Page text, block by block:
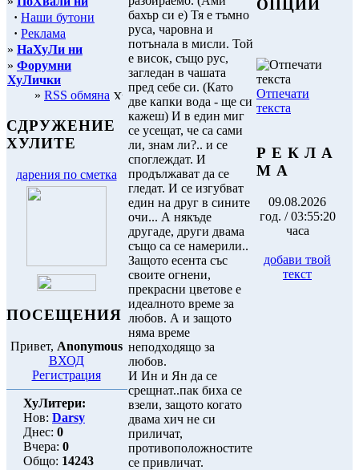
· Наши бутони
· Реклама
» НаХуЛи ни
» Форумни
ХуЛички
» RSS обмяна
СДРУЖЕНИЕ
ХУЛИТЕ
дарения по сметка
ПОСЕЩЕНИЯ
Привет, Anonymous
ВХОД
Регистрация
ХуЛитери:
Нов: Darsy
Днес: 0
Вчера: 0
Общо: 14243
бахър си е) Тя е тъмно
руса, чаровна и
потънала в мисли. Той
е висок, също рус,
загледан в чашата
пред себе си. (Като
две капки вода - ще си
кажеш) И в един миг
се усещат, че са сами
ли, знам ли?.. и се
споглеждат. И
продължават да се
гледат. И се изгубват
един на друг в сините
очи... А някъде
другаде, други двама
също са се намерили..
Защото есента със
своите огнени,
прекрасни цветове е
идеалното време за
любов. А и защото
няма време
неподходящо за
любов.
И Ин и Ян да се
срещнат..пак биха се
взели, защото когато
двама хич не си
приличат,
противоположностите
се привличат.
ОПЦИИ
Отпечати
текста
Р Е К Л А
М А
09.08.2026
год. / 03:55:20
часа
добави твой
текст